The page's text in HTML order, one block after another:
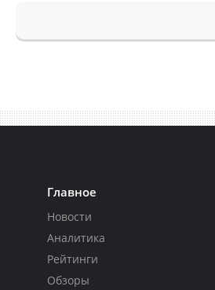
Главное
Новости
Аналитика
Рейтинги
Обзоры